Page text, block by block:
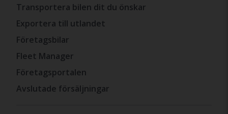
Transportera bilen dit du önskar
Exportera till utlandet
Företagsbilar
Fleet Manager
Företagsportalen
Avslutade försäljningar